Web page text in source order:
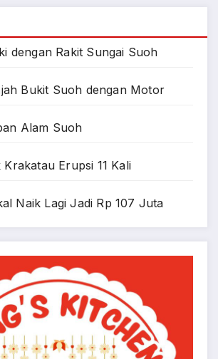
dengan Rakit Sungai Suoh
Bukit Suoh dengan Motor
Alam Suoh
Erupsi 11 Kali
Naik Lagi Jadi Rp 107 Juta